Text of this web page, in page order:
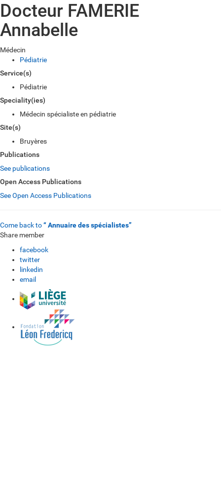
Docteur FAMERIE
Annabelle
Médecin
Pédiatrie
Service(s)
Pédiatrie
Speciality(ies)
Médecin spécialiste en pédiatrie
Site(s)
Bruyères
Publications
See publications
Open Access Publications
See Open Access Publications
Come back to“ Annuaire des spécialistes”
Share member
facebook
twitter
linkedin
email